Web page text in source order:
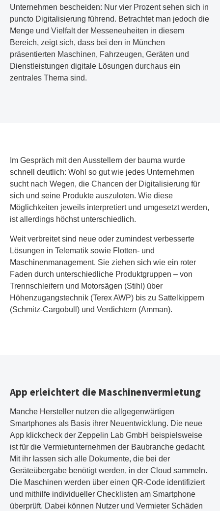
Unternehmen bescheiden: Nur vier Prozent sehen sich in
puncto Digitalisierung führend. Betrachtet man jedoch die
Menge und Vielfalt der Messeneuheiten in diesem
Bereich, zeigt sich, dass bei den in München
präsentierten Maschinen, Fahrzeugen, Geräten und
Dienstleistungen digitale Lösungen durchaus ein
zentrales Thema sind.
Im Gespräch mit den Ausstellern der bauma wurde
schnell deutlich: Wohl so gut wie jedes Unternehmen
sucht nach Wegen, die Chancen der Digitalisierung für
sich und seine Produkte auszuloten. Wie diese
Möglichkeiten jeweils interpretiert und umgesetzt werden,
ist allerdings höchst unterschiedlich.
Weit verbreitet sind neue oder zumindest verbesserte
Lösungen in Telematik sowie Flotten- und
Maschinenmanagement. Sie ziehen sich wie ein roter
Faden durch unterschiedliche Produktgruppen – von
Trennschleifern und Motorsägen (Stihl) über
Höhenzugangstechnik (Terex AWP) bis zu Sattelkippern
(Schmitz-Cargobull) und Verdichtern (Amman).
App erleichtert die Maschinenvermietung
Manche Hersteller nutzen die allgegenwärtigen
Smartphones als Basis ihrer Neuentwicklung. Die neue
App klickcheck der Zeppelin Lab GmbH beispielsweise
ist für die Vermietunternehmen der Baubranche gedacht.
Mit ihr lassen sich alle Dokumente, die bei der
Geräteübergabe benötigt werden, in der Cloud sammeln.
Die Maschinen werden über einen QR-Code identifiziert
und mithilfe individueller Checklisten am Smartphone
überprüft. Dabei können Nutzer und Vermieter Schäden